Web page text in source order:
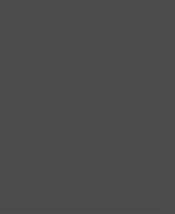
límites saludables
las relaciones y
y límites, fomentando